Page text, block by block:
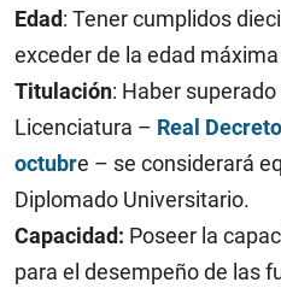
Edad: Tener cumplidos
exceder de la edad
Titulación: Haber
Licenciatura – Real
octubre – se considerará
Diplomado Universitario.
Capacidad: Poseer la
para el desempeño de las